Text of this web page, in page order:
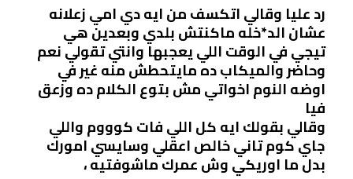
رد عليا وقالي اتكسف من ايه دي امي زعلانه
عشان الد*خله ماكنتش بلدي وبعدين هي
تيجي في الوقت اللي يعجبها وانتي تقولي نعم
وحاضر والميكاب ده مايتحطش منه غير في
اوضه النوم اخواتي مش بتوع الكلام ده وزعق
فيا
وقالي بقولك ايه كل اللي فات كوووم واللي
جاي كوم تاني خالص اعقلي وسايسي امورك
بدل ما اوريكي وش عمرك ماشوفتيه ،